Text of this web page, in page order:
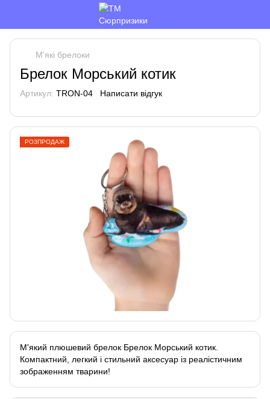
М'які брелоки
Брелок Морський котик
Артикул: TRON-04 Написати відгук
РОЗПРОДАЖ
М'який плюшевий брелок Брелок Морський котик.
Компактний, легкий і стильний аксесуар із реалістичним
зображенням тварини!